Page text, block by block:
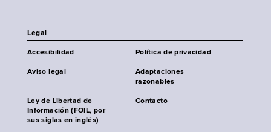
Legal
Accesibilidad Política de privacidad
Aviso legal
Adaptaciones
razonables
Ley de Libertad de
Información (FOIL, por
sus siglas en inglés)
Contacto